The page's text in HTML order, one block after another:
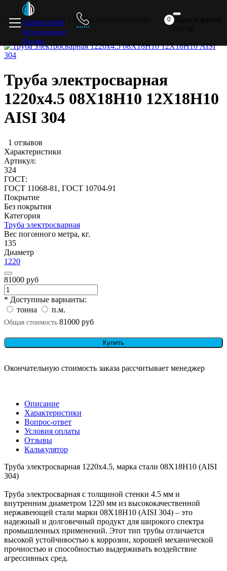
Аренастрой
Металлопрокат
Москва
0 Ваша корзина
Труба стальная Труба электросварная
Труба электросварная
1220х4.5 08Х18Н10 12Х18Н10
AISI 304
1 отзывов
Характеристики
Артикул:
324
ГОСТ:
ГОСТ 11068-81, ГОСТ 10704-91
Покрытие
Без покрытия
Категория
Труба электросварная
Вес погонного метра, кг.
135
Диаметр
1220
81000 руб
* Доступные варианты:
тонна
п.м.
Общая стоимость 81000 руб
Купить
Окончательную стоимость заказа рассчитывает менеджер
Описание
Характеристики
Вопрос-ответ
Условия оплаты
Отзывы
Калькулятор
Труба электросварная 1220х4.5, марка стали 08Х18Н10 (AISI
304)
Труба электросварная с толщиной стенки 4.5 мм и
внутренним диаметром 1220 мм из высококачественной
нержавеющей стали марки 08Х18Н10 (AISI 304) – это
надежный и долговечный продукт для широкого спектра
промышленных применений. Этот тип трубы отличается
высокой устойчивостью к коррозии, хорошей механической
прочностью и способностью выдерживать воздействие
агрессивных сред.